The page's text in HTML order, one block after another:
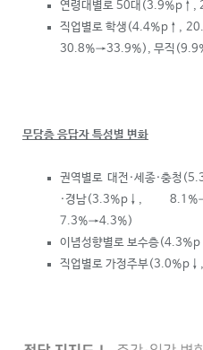
연령대별로 50대(3.9%p ↑ ,
직업별로 학생(4.4%p ↑ ,
30.8%→33.9%), 무직
무당층 응답자 특성별 변화
권역별로 대전·세종·충청
·경남(3.3%p ↓ ,
7.3%→4.3%)
이념성향별로 보수층(4.3%p
직업별로 가정주부(3.0%p ↓